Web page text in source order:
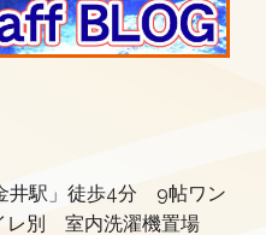
井駅」徒歩4分 9帖ワン
レ別 室内洗濯機置場